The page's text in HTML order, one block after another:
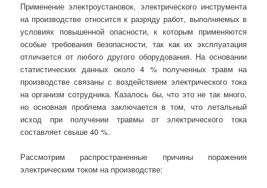
Применение электроустановок, электрического инструмента
на производстве относится к разряду работ, выполняемых в
условиях повышенной опасности, к которым применяются
особые требования безопасности, так как их эксплуатация
отличается от любого другого оборудования. На основании
статистических данных около 4 % полученных травм на
производстве связаны с воздействием электрического тока
на организм сотрудника. Казалось бы, что это не так много,
но основная проблема заключается в том, что летальный
исход при получении травмы от электрического тока
составляет свыше 40 %.
Рассмотрим распространенные причины поражения
электрическим током на производстве: